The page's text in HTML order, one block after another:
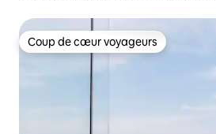
Coup de cœur voyageurs
Coup de cœur voyageurs